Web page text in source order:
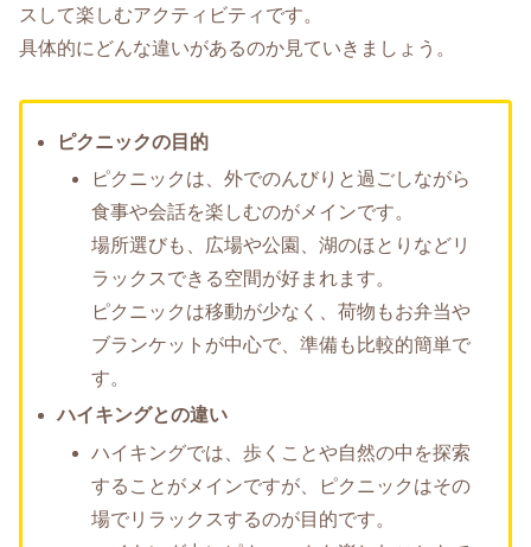
スして楽しむアクティビティです。
具体的にどんな違いがあるのか見ていきましょう。
ピクニックの目的
ピクニックは、外でのんびりと過ごしながら
食事や会話を楽しむのがメインです。
場所選びも、広場や公園、湖のほとりなどリ
ラックスできる空間が好まれます。
ピクニックは移動が少なく、荷物もお弁当や
ブランケットが中心で、準備も比較的簡単で
す。
ハイキングとの違い
ハイキングでは、歩くことや自然の中を探索
することがメインですが、ピクニックはその
場でリラックスするのが目的です。